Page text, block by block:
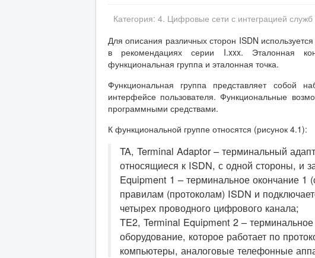
Категория: 4. Цифровые сети с интеграцией служб
Для описания различных сторон ISDN
в рекомендациях серии I.xxx. Эталонная
функциональная группа и эталонная точка.
Функциональная группа представляет собой
интерфейсе пользователя. Функциональные
программными средствами.
К функциональной группе относятся (рисунок 4.1):
TA, Terminal Adaptor – терминальный
относящиеся к ISDN, с одной стороны, и
Equipment 1 – терминальное окончание 1
правилам (протоколам) ISDN и
четырех проводного цифрового канала;
TE2, Terminal Equipment 2 –
оборудование, которое работает по
компьютеры, аналоговые телефонные